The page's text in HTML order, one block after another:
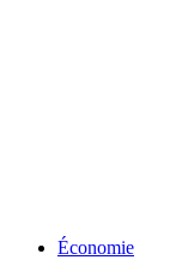
Économie